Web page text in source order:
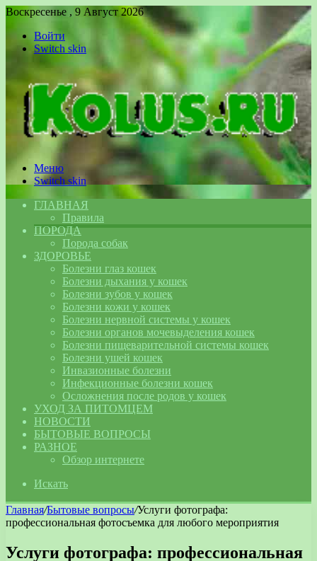
Воскресенье , 9 Август 2026
Войти
Switch skin
Меню
Switch skin
ГЛАВНАЯ
Правила
ПОРОДА
Порода собак
ЗДОРОВЬЕ
Болезни глаз кошек
Болезни дыхания у кошек
Болезни зубов у кошек
Болезни кожи у кошек
Болезни нервной системы у кошек
Болезни органов мочевыделения кошек
Болезни пищеварительной системы кошек
Болезни ушей кошек
Инвазионные болезни
Инфекционные болезни кошек
Осложнения после родов у кошек
УХОД ЗА ПИТОМЦЕМ
НОВОСТИ
БЫТОВЫЕ ВОПРОСЫ
РАЗНОЕ
Обзор интернете
Искать
Главная/Бытовые вопросы/Услуги фотографа:
профессиональная фотосъемка для любого мероприятия
Услуги фотографа: профессиональная